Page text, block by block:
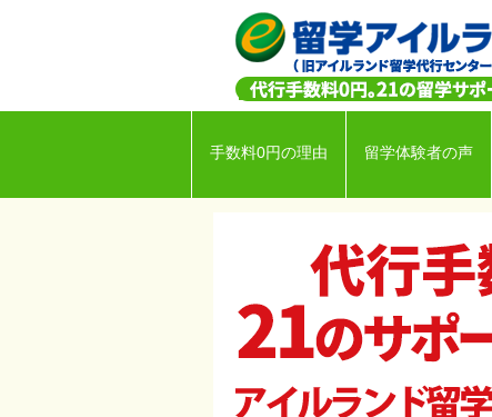
手数料0円の理由 留学体験者の声